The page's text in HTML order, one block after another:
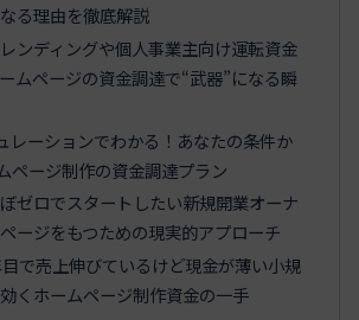
る理由を徹底解説
ンディングや個人事業主向け運転資金
ムページの資金調達で“武器”になる瞬
レーションでわかる！あなたの条件か
ページ制作の資金調達プラン
ゼロでスタートしたい新規開業オーナ
ージをもつための現実的アプローチ
で売上伸びているけど現金が薄い小規
くホームページ制作資金の一手